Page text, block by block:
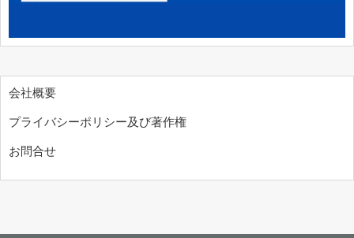
会社概要
プライバシーポリシー及び著作権
お問合せ